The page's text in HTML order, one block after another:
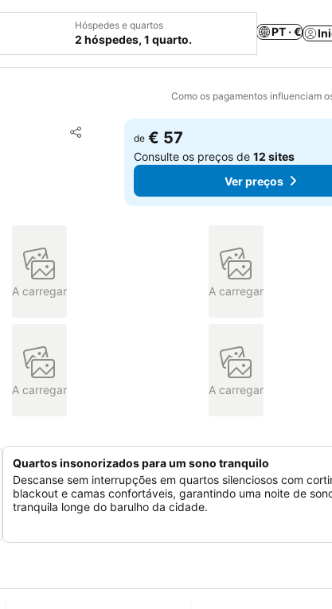
Hóspedes e quartos
2 hóspedes, 1 quarto.
PT · €
Como os pagamentos influenciam
Partilhar
Adicionar aos favoritos
de € 57
Consulte os preços de12 sites
Ver preços
A carregar A carregar
A carregar A carregar
Quartos insonorizados para um sono tranquilo
Descanse sem interrupções em quartos silenciosos com
blackout e camas confortáveis, garantindo uma noite de
tranquila longe do barulho da cidade.